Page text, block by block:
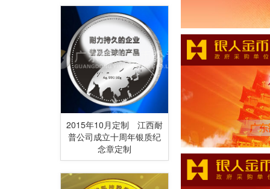
2015年10月定制 江西耐
普公司成立十周年银质纪
念章定制